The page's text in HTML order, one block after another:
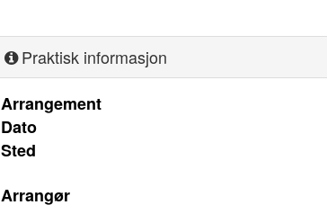
Praktisk informasjon
Arrangement
Dato
Sted
Arrangør